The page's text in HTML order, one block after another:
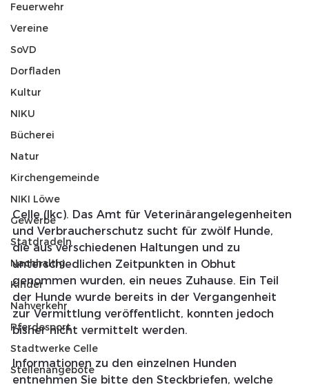
Feuerwehr
Vereine
SoVD
Dorfladen
Kultur
NIKU
Bücherei
Natur
Kirchengemeinde
NIKI Löwe
Gewerbe
Statdradeln
Nachhaltig
Kinder
Nahverkehr
Pferdesport
Stadtwerke Celle
Stellenangebote
Celle (lkc). Das Amt für Veterinärangelegenheiten
und Verbraucherschutz sucht für zwölf Hunde,
die aus verschiedenen Haltungen und zu
unterschiedlichen Zeitpunkten in Obhut
genommen wurden, ein neues Zuhause. Ein Teil
der Hunde wurde bereits in der Vergangenheit
zur Vermittlung veröffentlicht, konnten jedoch
bisher nicht vermittelt werden.
Informationen zu den einzelnen Hunden
entnehmen Sie bitte den Steckbriefen, welche